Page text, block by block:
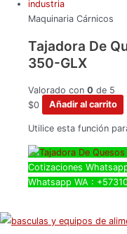
Maquinaria Cárnicos
Tajadora De
350-GLX
Valorado con 0 de 5
$0 Añadir al carrito
Utilice esta función
Cotizaciones
Whatsapp WA :